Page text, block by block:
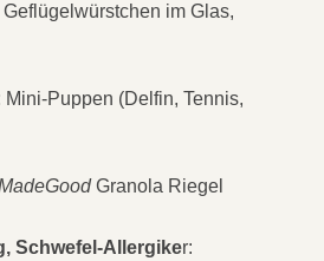
Geflügelwürstchen im Glas,
Puppen (Delfin, Tennis,
Granola Riegel
Schwefel-Allergiker: